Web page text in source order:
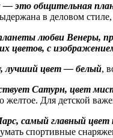
— это общительная
в деловом
любви Венеры,
цветов, с
лучший цвет — белый,
Сатурн, цвет
желтое. Для детской
самый главный
спортивные